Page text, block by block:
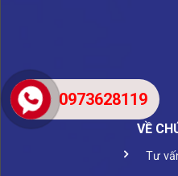
VỀ
Tư
0973628119